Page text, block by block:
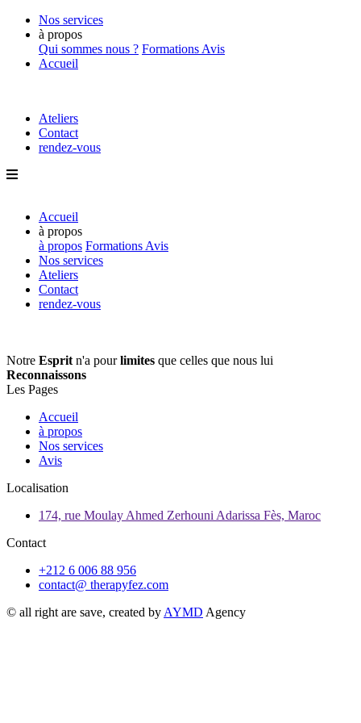
Nos services
à propos
Qui sommes nous ? Formations Avis
Accueil
Ateliers
Contact
rendez-vous
Accueil
à propos
à propos Formations Avis
Nos services
Ateliers
Contact
rendez-vous
Notre Esprit n'a pourlimites que celles que nous lui
Reconnaissons
Les Pages
Accueil
à propos
Nos services
Avis
Localisation
174, rue Moulay Ahmed Zerhouni Adarissa Fès, Maroc
Contact
+212 6 006 88 956
contact@ therapyfez.com
© all right are save, created by AYMD Agency